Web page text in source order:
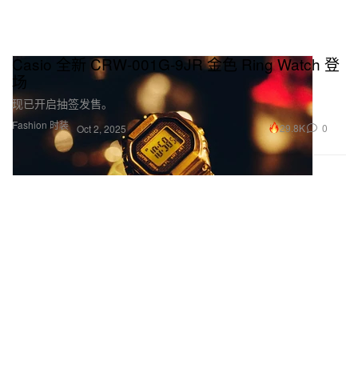
Fashion 时装
Casio 全新 CRW-001G-9JR 金色 Ring Watch 登
场
现已开启抽签发售。
Oct 2, 2025 29.8K 0